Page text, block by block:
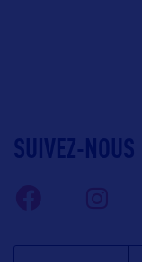
SUIVEZ-NOUS